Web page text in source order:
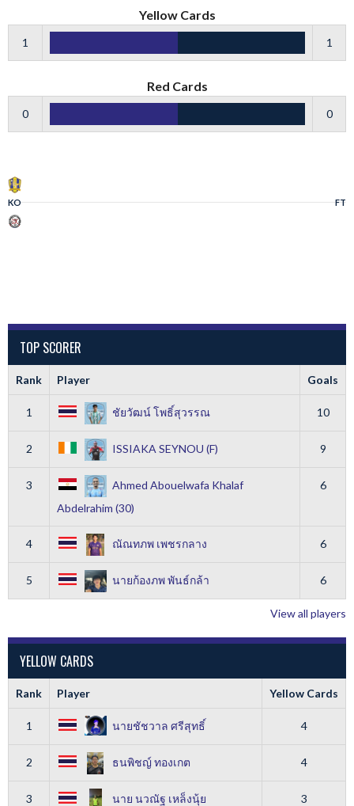
Yellow Cards
1 1
Red Cards
0 0
KO FT
TOP SCORER
Rank Player Goals
1 ชัยวัฒน์ โพธิ์สุวรรณ 10
2 ISSIAKA SEYNOU (F) 9
3
Ahmed Abouelwafa Khalaf
Abdelrahim (30)
6
4 ณัณทภพ เพชรกลาง 6
5 นายก้องภพ พันธ์กล้า 6
View all players
YELLOW CARDS
Rank Player Yellow Cards
1 นายชัชวาล ศรีสุทธิ์ 4
2 ธนพิชญ์ ทองเกต 4
3 นาย นวณัฐ เหล็งนุ้ย 3